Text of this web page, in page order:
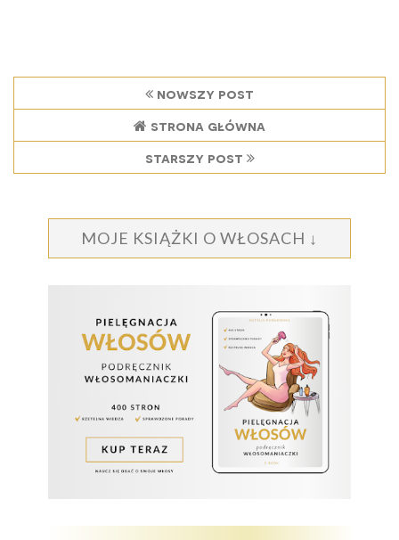
nowszy post
strona główna
starszy post
MOJE KSIĄŻKI O WŁOSACH ↓